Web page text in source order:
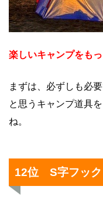
楽しいキャンプをもっ
まずは、必ずしも必
と思うキャンプ道具
ね。
12位 S字フック